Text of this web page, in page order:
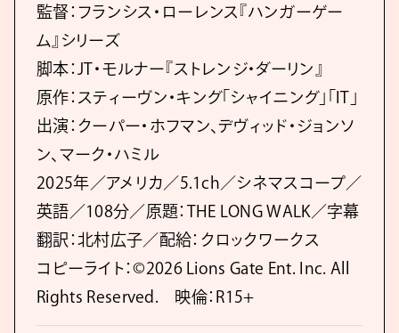
監督：フランシス・ローレンス『ハンガーゲー
ム』シリーズ
脚本：JT・モルナー『ストレンジ・ダーリン』
原作：スティーヴン・キング「シャイニング」「IT」
出演：クーパー・ホフマン、デヴィッド・ジョンソ
ン、マーク・ハミル
2025年／アメリカ／5.1ch／シネマスコープ／
英語／108分／原題：THE LONG WALK／字幕
翻訳：北村広子／配給：クロックワークス
コピーライト：©︎2026 Lions Gate Ent. Inc. All
Rights Reserved. 映倫：R15+